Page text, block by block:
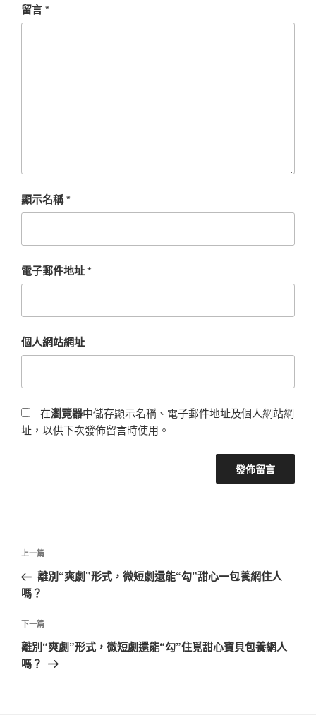
留言*
顯示名稱*
電子郵件地址*
個人網站網址
在瀏覽器中儲存顯示名稱、電子郵件地址及個人網站網
址，以供下次發佈留言時使用。
文
導
覽
上
一
篇
章
上一篇
離別“爽劇”形式，微短劇還能“勾”甜心一包養網住人
嗎？
下
一
篇
下一篇
離別“爽劇”形式，微短劇還能“勾”住覓甜心寶貝包養網人
嗎？